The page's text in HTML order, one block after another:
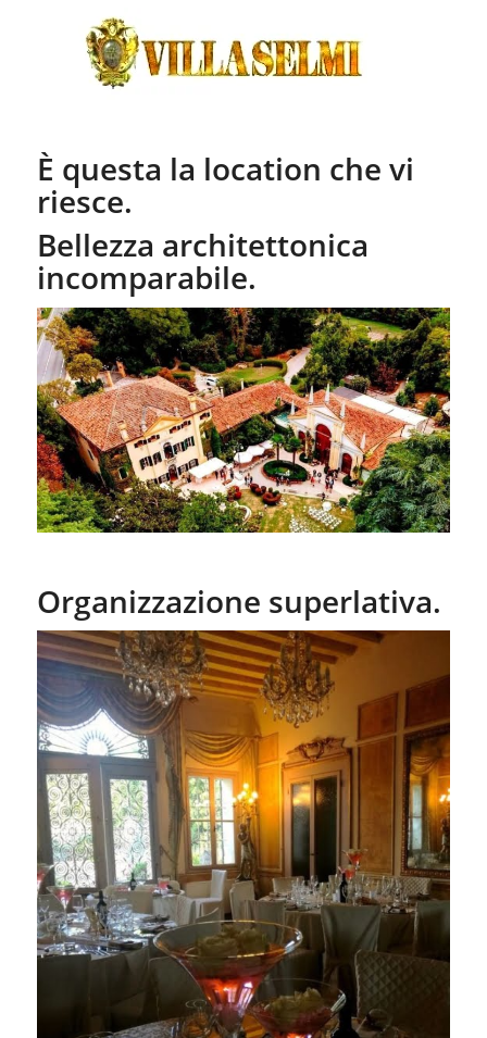
È questa la location che vi
riesce.
Bellezza architettonica
incomparabile.
Organizzazione superlativa.